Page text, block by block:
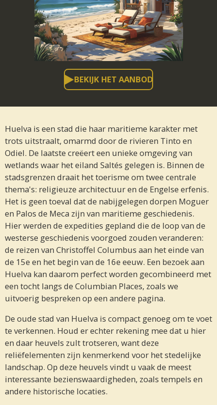
BEKIJK HET AANBOD
Huelva is een stad die haar maritieme karakter met
trots uitstraalt, omarmd door de rivieren Tinto en
Odiel. De laatste creëert een unieke omgeving van
wetlands waar het eiland Saltés gelegen is. Binnen de
stadsgrenzen draait het toerisme om twee centrale
thema's: religieuze architectuur en de Engelse erfenis.
Het is geen toeval dat de nabijgelegen dorpen Moguer
en Palos de Meca zijn van maritieme geschiedenis.
Hier werden de expedities gepland die de loop van de
westerse geschiedenis voorgoed zouden veranderen:
de reizen van Christoffel Columbus aan het einde van
de 15e en het begin van de 16e eeuw. Een bezoek aan
Huelva kan daarom perfect worden gecombineerd met
een tocht langs de Columbian Places, zoals we
uitvoerig bespreken op een andere pagina.
De oude stad van Huelva is compact genoeg om te voet
te verkennen. Houd er echter rekening mee dat u hier
en daar heuvels zult trotseren, want deze
reliëfelementen zijn kenmerkend voor het stedelijke
landschap. Op deze heuvels vindt u vaak de meest
interessante bezienswaardigheden, zoals tempels en
andere historische locaties.